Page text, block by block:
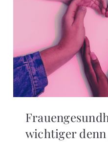
wichtiger denn